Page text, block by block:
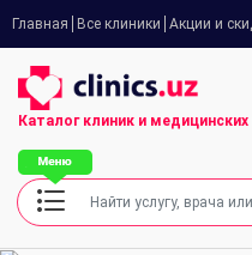
Главная Все клиники Акции и
Каталог клиник и